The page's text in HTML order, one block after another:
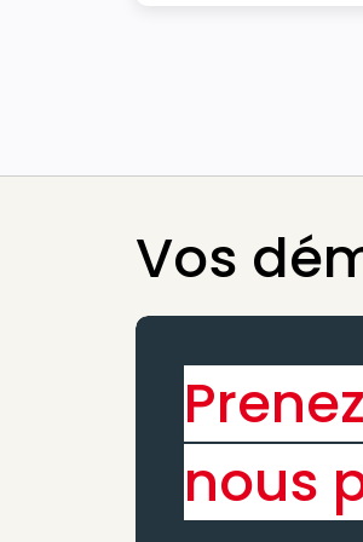
Vos
nous